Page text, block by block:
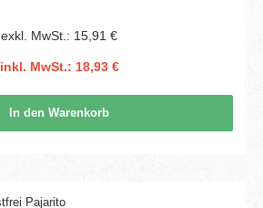
exkl. MwSt.: 15,91 €
inkl. MwSt.: 18,93 €
In den Warenkorb